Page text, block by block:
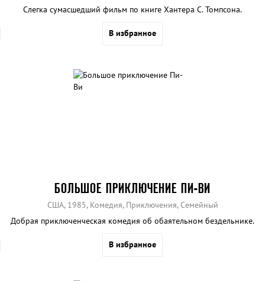
Слегка сумасшедший фильм по книге Хантера С. Томпсона.
В избранное
БОЛЬШОЕ ПРИКЛЮЧЕНИЕ ПИ-ВИ
США, 1985, Комедия, Приключения, Семейный
Добрая приключенческая комедия об обаятельном бездельнике.
В избранное